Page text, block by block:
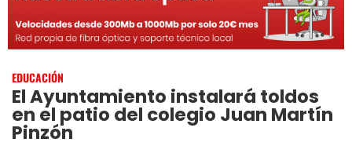
EDUCACIÓN
El Ayuntamiento instalará toldos
en el patio del colegio Juan Martín
Pinzón